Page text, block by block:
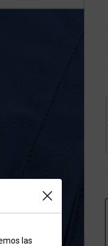
las